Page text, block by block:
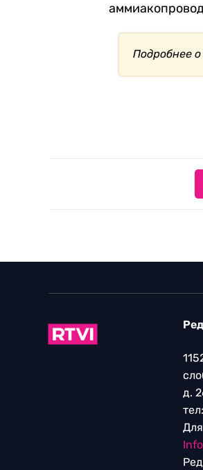
Подробнее
д.
тел: